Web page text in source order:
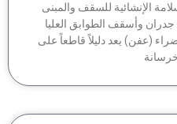
للسقف والمبنى
الطوابق العليا
يعد دليلاً قاطعاً على